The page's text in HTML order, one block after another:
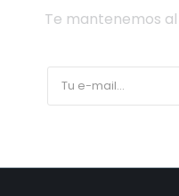
Te mantenemos